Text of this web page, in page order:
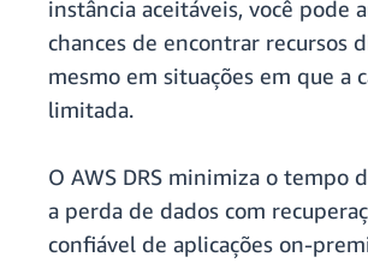
instância aceitáveis, você pode
chances de encontrar recursos
mesmo em situações em que a
limitada.
O AWS DRS minimiza o tempo
a perda de dados com
confiável de aplicações on-